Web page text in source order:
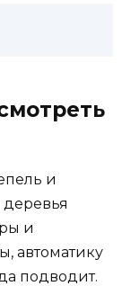
и
и
автоматику
подводит.